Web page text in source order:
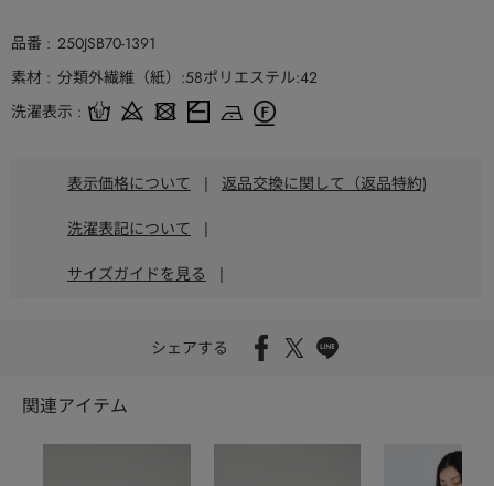
品番
250JSB70-1391
素材
分類外繊維（紙）:58ポリエステル:42
洗濯表示
表示価格について | 返品交換に関して（返品特約)
洗濯表記について |
サイズガイドを見る |
シェアする
関連アイテム